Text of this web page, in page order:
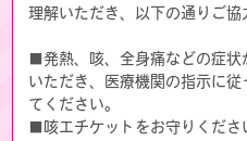
理解いただき、以下の通りご協
■発熱、咳、全身痛などの症
いただき、医療機関の指示に
てください。
■咳エチケットをお守りくだ